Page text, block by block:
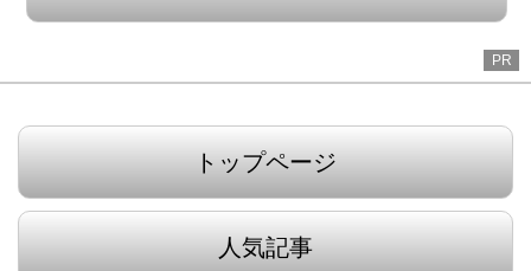
PR
トップページ
人気記事